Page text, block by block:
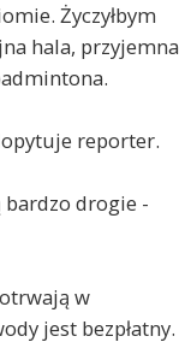
Życzyłbym
hala, przyjemna
reporter.
bardzo drogie -
w
jest bezpłatny.